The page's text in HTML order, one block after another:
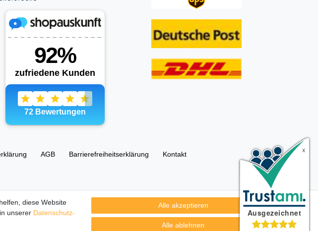
AGB Barrierefreiheitserklärung Kontakt
Ihrer rechtmäßigen Eigentümer und dienen hier nur der Beschreibung.
diese Website
unserer Daten­schutz­
Alle akzeptieren
Alle ablehnen